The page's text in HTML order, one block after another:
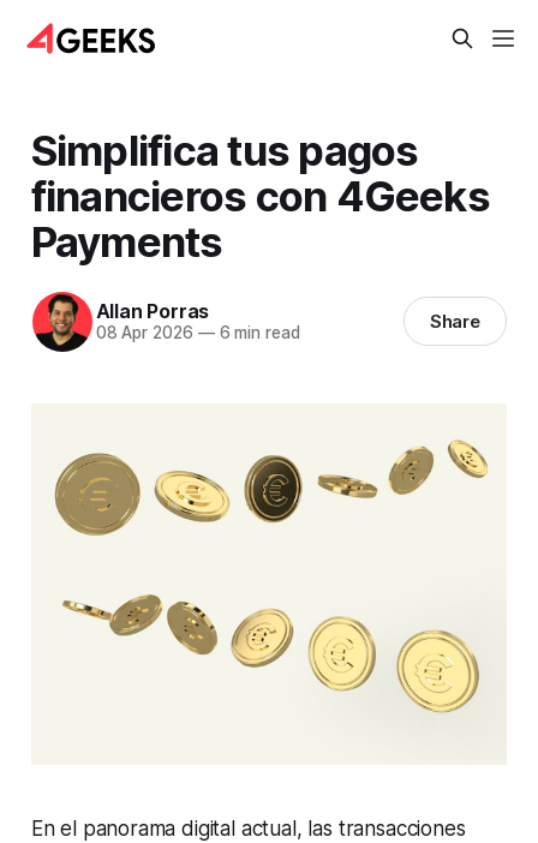
Simplifica tus pagos
financieros con 4Geeks
Payments
Allan Porras
08 Apr 2026 —6 min read Share
En el panorama digital actual, las transacciones